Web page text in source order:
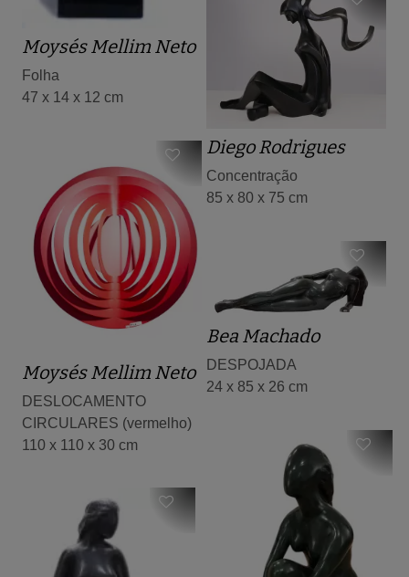
Moysés Mellim Neto
Folha
47 x 14 x 12 cm
Diego Rodrigues
Concentração
85 x 80 x 75 cm
Moysés Mellim Neto
DESLOCAMENTO
CIRCULARES (vermelho)
110 x 110 x 30 cm
Bea Machado
DESPOJADA
24 x 85 x 26 cm